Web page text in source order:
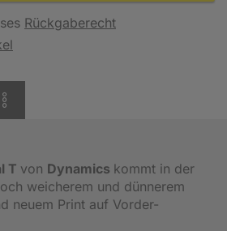
Rückgaberecht
T von Dynamics kommt in der
weicherem und dünnerem
neuem Print auf Vorder-